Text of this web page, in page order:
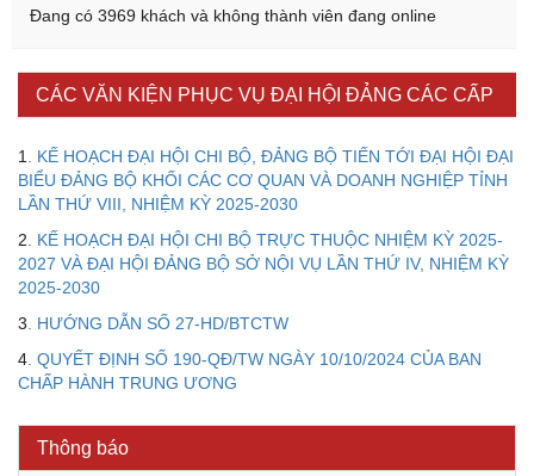
Đang có 3969 khách và không thành viên đang online
CÁC VĂN KIỆN PHỤC VỤ ĐẠI HỘI ĐẢNG CÁC CẤP
1
. KẾ HOẠCH ĐẠI HỘI CHI BỘ, ĐẢNG BỘ TIẾN TỚI ĐẠI HỘI ĐẠI
BIỂU ĐẢNG BỘ KHỐI CÁC CƠ QUAN VÀ DOANH NGHIỆP TỈNH
LẦN THỨ VIII, NHIỆM KỲ 2025-2030
2 . KẾ HOẠCH ĐẠI HỘI CHI BỘ TRỰC THUỘC NHIỆM KỲ 2025-
2027 VÀ ĐẠI HỘI ĐẢNG BỘ SỞ NỘI VỤ LẦN THỨ IV, NHIỆM KỲ
2025-2030
3 . HƯỚNG DẪN SỐ 27-HD/BTCTW
4 . QUYẾT ĐỊNH SỐ 190-QĐ/TW NGÀY 10/10/2024 CỦA BAN
CHẤP HÀNH TRUNG ƯƠNG
Thông báo
Kế hoạch Kiểm tra, sát hạch để tiếp nhận vào làm công
chức tỉnh Đắk Lắk năm 2026
công chức để xử lý, khắc phục theo Kết luận số 232-
KL/TW ngày 08/01/2026 của Ban Bí thư